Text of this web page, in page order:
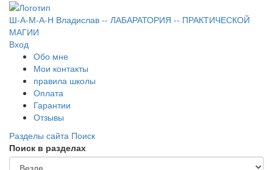
Ш-А-М-А-Н Владислав -- ЛАБАРАТОРИЯ -- ПРАКТИЧЕСКОЙ
МАГИИ
Вход
Обо мне
Мои контакты
правила школы
Оплата
Гарантии
Отзывы
Разделы сайта Поиск
Поиск в разделах